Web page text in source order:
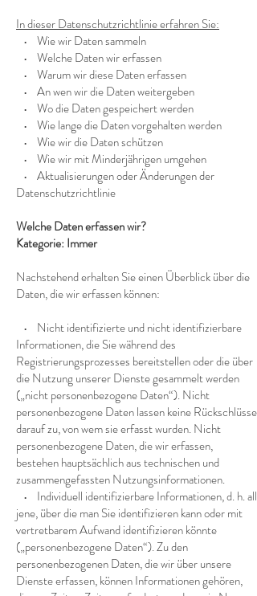
In dieser Datenschutzrichtlinie erfahren Sie:
• Wie wir Daten sammeln
• Welche Daten wir erfassen
• Warum wir diese Daten erfassen
• An wen wir die Daten weitergeben
• Wo die Daten gespeichert werden
• Wie lange die Daten vorgehalten werden
• Wie wir die Daten schützen
• Wie wir mit Minderjährigen umgehen
• Aktualisierungen oder Änderungen der
Datenschutzrichtlinie
Welche Daten erfassen wir?
Kategorie: Immer
Nachstehend erhalten Sie einen Überblick über die
Daten, die wir erfassen können:
• Nicht identifizierte und nicht identifizierbare
Informationen, die Sie während des
Registrierungsprozesses bereitstellen oder die über
die Nutzung unserer Dienste gesammelt werden
(„nicht personenbezogene Daten“). Nicht
personenbezogene Daten lassen keine Rückschlüsse
darauf zu, von wem sie erfasst wurden. Nicht
personenbezogene Daten, die wir erfassen,
bestehen hauptsächlich aus technischen und
zusammengefassten Nutzungsinformationen.
• Individuell identifizierbare Informationen, d. h. all
jene, über die man Sie identifizieren kann oder mit
vertretbarem Aufwand identifizieren könnte
(„personenbezogene Daten“). Zu den
personenbezogenen Daten, die wir über unsere
Dienste erfassen, können Informationen gehören,